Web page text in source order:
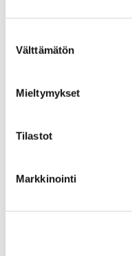
valinta
Välttämätön
Mieltymykset
Tilastot
Markkinointi
Etusivu
Toimisto